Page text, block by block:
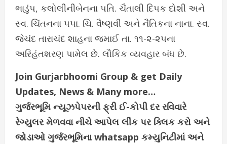
ભાડુંપ, કલોલીનીબેનના પતિ. ચૈતાલી દિપક દોશી અને
સ્વ. ચિંતનના પપા. ચિ. વૈષ્ણવી અને નૈતિકના નાના. સ્વ.
જેચંદ તારાચંદ શાહના જમાઈ તા. ૧૧-૨-૨૫ના
અરિહંતશરણ પામેલ છે. લૌકિક વ્યવહાર બંધ છે.
Join Gurjarbhoomi Group & get Daily
Updates, News & Many more…
ગુર્જરભૂમિ ન્યૂઝપેપરની ફ્રી ઈ-કોપી દર રવિવારે
રેગ્યુલર મેળવવા નીચે આપેલ લીંક પર ક્લિક કરો અને
જોડાઓ ગુર્જરભૂમિના whatsapp કમ્યુનિટીમાં અને